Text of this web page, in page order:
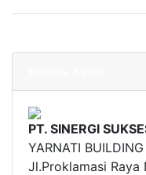
PT. SINERGI
YARNATI
Jl.Proklamasi